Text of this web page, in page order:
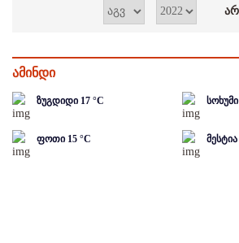
ამინდი
ზუგდიდი 17 °C სოხუმი
ფოთი 15 °C მესტია